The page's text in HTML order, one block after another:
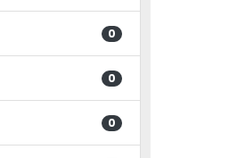
0
0
0